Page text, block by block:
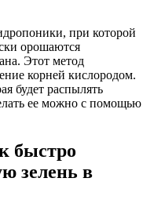
при которой
орошаются
Этот метод
корней кислородом.
будет распылять
ее можно с помощью
быстро
зелень в